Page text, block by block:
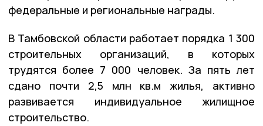
федеральные и региональные награды.
В Тамбовской области работает порядка 1 300
строительных организаций, в которых
трудятся более 7 000 человек. За пять лет
сдано почти 2,5 млн кв.м жилья, активно
развивается индивидуальное жилищное
строительство.